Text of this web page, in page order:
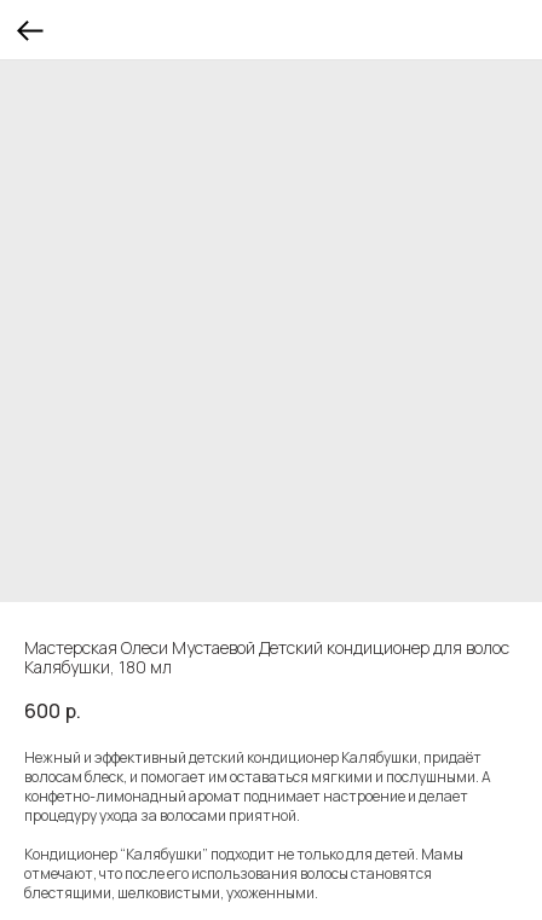
Мастерская Олеси Мустаевой Детский кондиционер для волос
Калябушки, 180 мл
600 р.
Нежный и эффективный детский кондиционер Калябушки, придаёт
волосам блеск, и помогает им оставаться мягкими и послушными. А
конфетно-лимонадный аромат поднимает настроение и делает
процедуру ухода за волосами приятной.
Кондиционер “Калябушки” подходит не только для детей. Мамы
отмечают, что после его использования волосы становятся
блестящими, шелковистыми, ухоженными.